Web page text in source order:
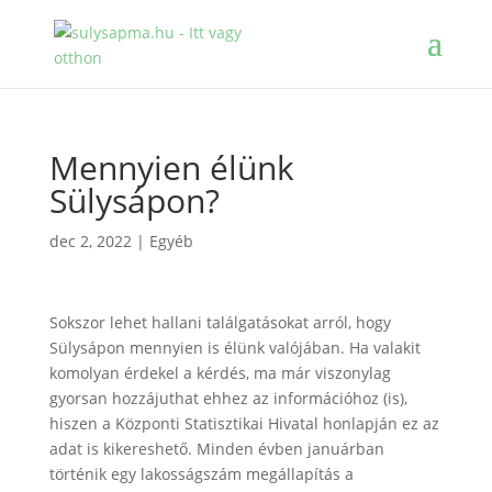
Mennyien élünk
Sülysápon?
dec 2, 2022| Egyéb
Sokszor lehet hallani találgatásokat arról, hogy
Sülysápon mennyien is élünk valójában. Ha valakit
komolyan érdekel a kérdés, ma már viszonylag
gyorsan hozzájuthat ehhez az információhoz (is),
hiszen a Központi Statisztikai Hivatal honlapján ez az
adat is kikereshető. Minden évben januárban
történik egy lakosságszám megállapítás a